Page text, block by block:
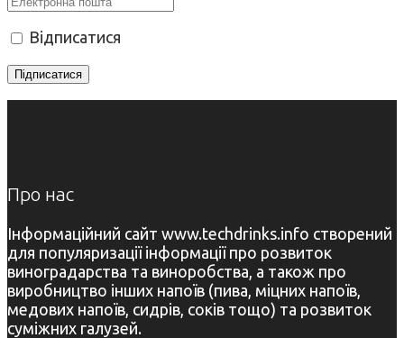
Відписатися
Про нас
Інформаційний сайт www.techdrinks.info створений
для популяризації інформації про розвиток
виноградарства та виноробства, а також про
виробництво інших напоїв (пива, міцних напоїв,
медових напоїв, сидрів, соків тощо) та розвиток
суміжних галузей.